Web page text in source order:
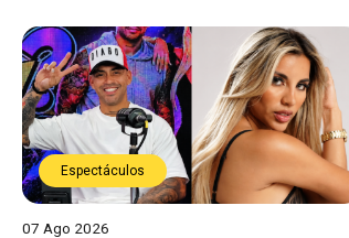
Espectáculos
07 Ago 2026